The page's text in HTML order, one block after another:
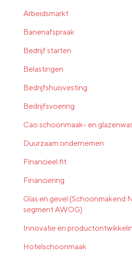
Arbeidsmarkt
Banenafspraak
Bedrijf starten
Belastingen
Bedrijfshuisvesting
Bedrijfsvoering
Cao schoonmaak- en
Duurzaam ondernemen
Financieel fit
Financiering
Glas en gevel (Schoonmakend
segment AWOG)
Innovatie en
Hotelschoonmaak